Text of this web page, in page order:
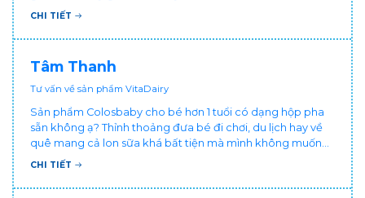
vậy nên làm sao để con khỏe mạnh và ngủ ngon giấc hơn
chăm cháu hay ốm ạ?. Cảm ơn bác sĩ.
CHI TIẾT
Tâm Thanh
Tư vấn về sản phẩm VitaDairy
Sản phẩm Colosbaby cho bé hơn 1 tuổi có dạng hộp pha
sẵn không ạ? Thỉnh thoảng đưa bé đi chơi, du lịch hay về
quê mang cả lon sữa khá bất tiện mà mình không muốn
đổi cho bé dùng sữa tươi hộp khác sợ bé nạ sữa ảnh
CHI TIẾT